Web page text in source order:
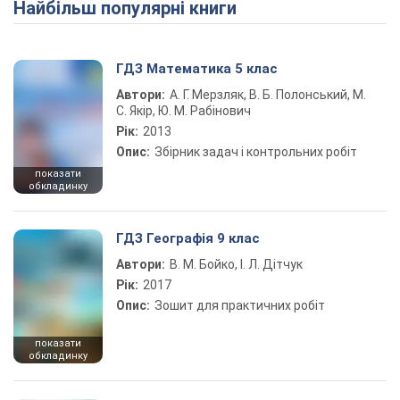
Найбільш популярні книги
показати
обкладинку
ГДЗ Математика 5 клас
Автори: А. Г. Мерзляк, В. Б. Полонський, М.
С. Якір, Ю. М. Рабінович
Рік: 2013
Опис: Збірник задач і контрольних робіт
показати
обкладинку
ГДЗ Географія 9 клас
Автори: В. М. Бойко, І. Л. Дітчук
Рік: 2017
Опис: Зошит для практичних робіт